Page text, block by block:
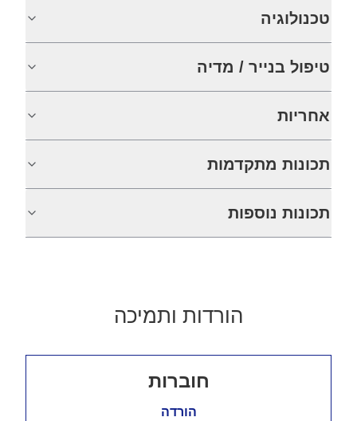
טכנולוגיה
טיפול בנייר / מדיה
אחריות
תכונות מתקדמות
תכונות נוספות
הורדות ותמיכה
חוברות
הורדה